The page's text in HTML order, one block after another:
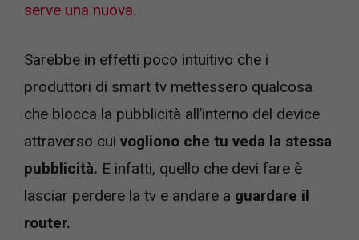
serve una nuova.
Sarebbe in effetti poco intuitivo che i
produttori di smart tv mettessero qualcosa
che blocca la pubblicità all’interno del device
attraverso cui vogliono che tu veda la stessa
pubblicità. E infatti, quello che devi fare è
lasciar perdere la tv e andare a guardare il
router.